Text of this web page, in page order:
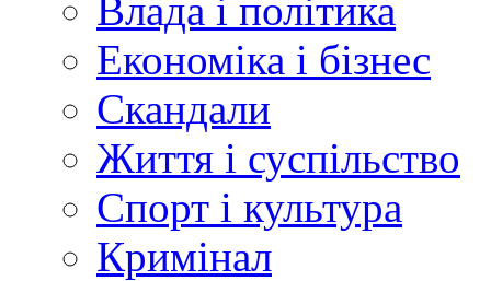
Влада і політика
Економіка і бізнес
Скандали
Життя і суспільство
Спорт і культура
Кримінал